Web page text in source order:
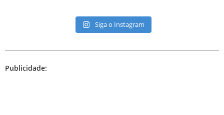
Siga o Instagram
Publicidade: